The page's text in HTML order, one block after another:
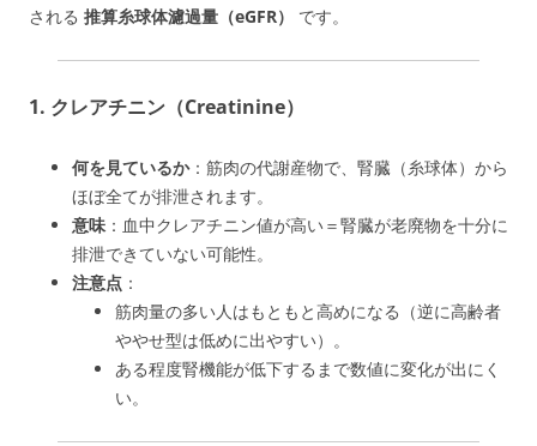
される 推算糸球体濾過量（eGFR） です。
1. クレアチニン（Creatinine）
何を見ているか：筋肉の代謝産物で、腎臓（糸球体）から
ほぼ全てが排泄されます。
意味：血中クレアチニン値が高い＝腎臓が老廃物を十分に
排泄できていない可能性。
注意点 ：
筋肉量の多い人はもともと高めになる（逆に高齢者
ややせ型は低めに出やすい）。
ある程度腎機能が低下するまで数値に変化が出にく
い。